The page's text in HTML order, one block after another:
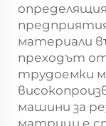
материали
преходът
трудоемки
машини за
матрици е